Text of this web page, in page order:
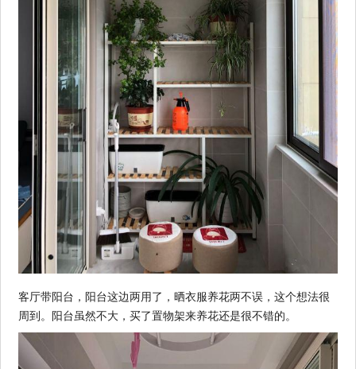
客厅带阳台，阳台这边两用了，晒衣服养花两不误，这个想法很
周到。阳台虽然不大，买了置物架来养花还是很不错的。